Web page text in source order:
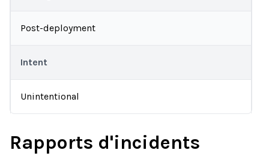
Post-deployment
Intent
Unintentional
Rapports d'incidents